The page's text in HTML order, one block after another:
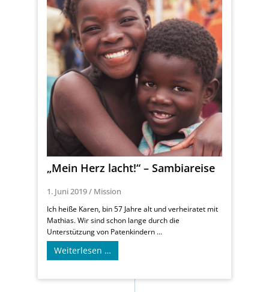
„Mein Herz lacht!“ – Sambiareise
1. Juni 2019/ Mission
Ich heiße Karen, bin 57 Jahre alt und verheiratet mit
Mathias. Wir sind schon lange durch die
Unterstützung von Patenkindern ...
Weiterlesen …